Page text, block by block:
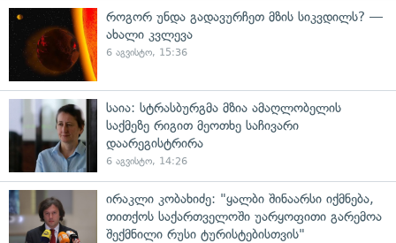
როგორ უნდა გადავურჩეთ მზის სიკვდილს? —
ახალი კვლევა
6 აგვისტო, 15:36
საია: სტრასბურგმა მზია ამაღლობელის
საქმეზე რიგით მეოთხე საჩივარი
დაარეგისტრირა
6 აგვისტო, 14:26
ირაკლი კობახიძე: "ყალბი შინაარსი იქმნება,
თითქოს საქართველოში უარყოფითი გარემოა
შექმნილი რუსი ტურისტებისთვის"